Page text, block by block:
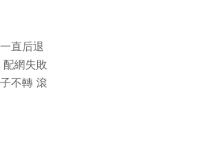
直后退
網失敗
不轉 滾